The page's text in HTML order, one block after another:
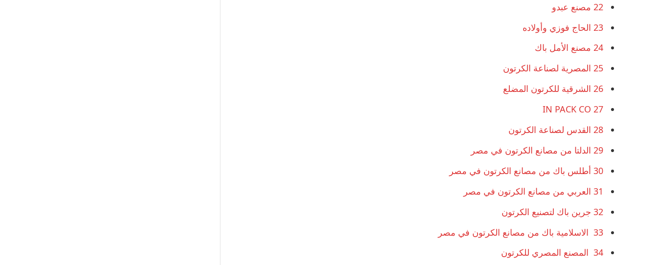
22 مصنع عبدو
23 الحاج فوزي وأولاده
24 مصنع الأمل باك
25 المصرية لصناعة الكرتون
26 الشرقية للكرتون المضلع
27
28 القدس لصناعة الكرتون
29 الدلتا من مصانع الكرتون في مصر
30 أطلس باك من مصانع الكرتون في مصر
31 العربي من مصانع الكرتون في مصر
32 جرين باك لتصنيع الكرتون
33 الاسلامية باك من مصانع الكرتون في مصر
34 المصنع المصري للكرتون